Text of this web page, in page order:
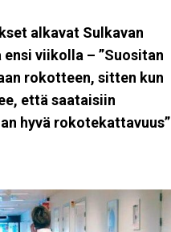
alkavat Sulkavan
ensi viikolla – ”Suositan
rokotteen, sitten kun
että saataisiin
hyvä rokotekattavuus”